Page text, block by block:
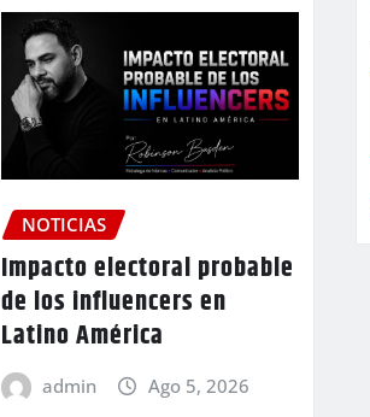
NOTICIAS
Impacto electoral probable
de los influencers en
Latino América
admin Ago 5, 2026